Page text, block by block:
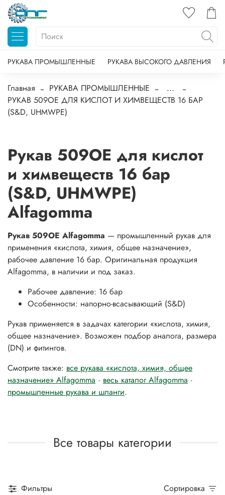
РУКАВА ПРОМЫШЛЕННЫЕ РУКАВА ВЫСОКОГО ДАВЛЕНИЯ
Главная РУКАВА ПРОМЫШЛЕННЫЕ
...
РУКАВ 509OE ДЛЯ КИСЛОТ И ХИМВЕЩЕСТВ 16 БАР
(S&D, UHMWPE)
Рукав 509OE для кислот
и химвеществ 16 бар
(S&D, UHMWPE)
Alfagomma
Рукав 509OE Alfagomma — промышленный рукав для
применения «кислота, химия, общее назначение»,
рабочее давление 16 бар. Оригинальная продукция
Alfagomma, в наличии и под заказ.
Рабочее давление: 16 бар
Особенности: напорно-всасывающий (S&D)
Рукав применяется в задачах категории «кислота, химия,
общее назначение». Возможен подбор аналога, размера
(DN) и фитингов.
Смотрите также: все рукава «кислота, химия, общее
назначение» Alfagomma · весь каталог Alfagomma ·
промышленные рукава и шланги.
Все товары категории
Фильтры Сортировка